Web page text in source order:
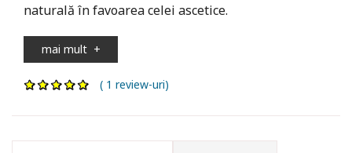
naturală în favoarea celei ascetice.
mai mult +
( 1 review-uri)